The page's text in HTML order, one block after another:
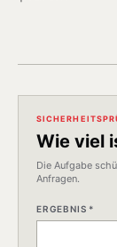
Wie viel
Die Aufgabe
Anfragen.
ERGEBNIS *